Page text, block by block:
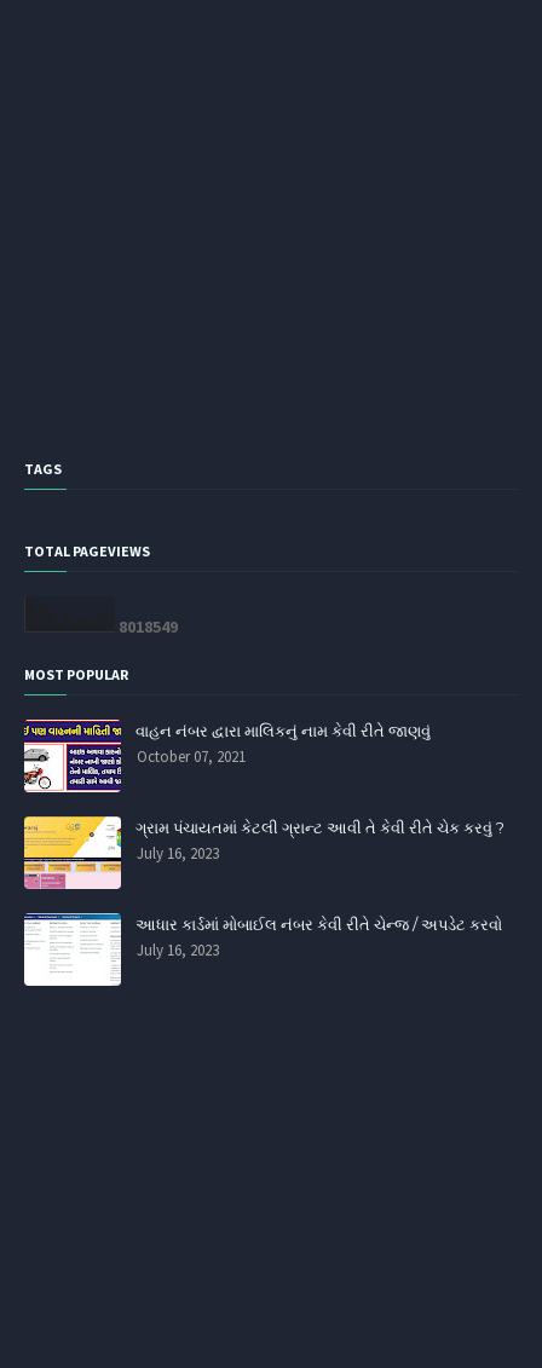
TAGS
TOTAL PAGEVIEWS
8018549
MOST POPULAR
વાહન નંબર દ્વારા માલિકનું નામ કેવી રીતે જાણવું
October 07, 2021
ગ્રામ પંચાયતમાં કેટલી ગ્રાન્ટ આવી તે કેવી રીતે ચેક કરવું ?
July 16, 2023
આધાર કાર્ડમાં મોબાઈલ નંબર કેવી રીતે ચેન્જ / અપડેટ કરવો
July 16, 2023